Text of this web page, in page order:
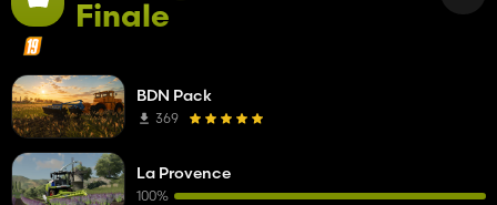
Finale
BDN Pack
369
La Provence
100%